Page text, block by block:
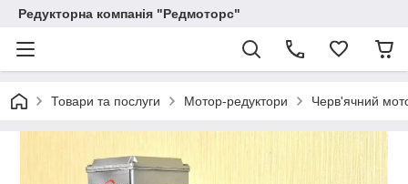
Редукторна компанія "Редмоторс"
Товари та послуги Мотор-редуктори Черв'ячний